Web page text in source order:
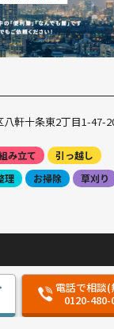
軒十条東2丁目1-47-
み立て
引っ越し
理 お掃除
草刈り
電話で相談(
0120-480-